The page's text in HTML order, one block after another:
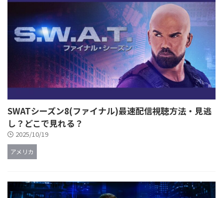
SWATシーズン8(ファイナル)最速配信視聴方法・見逃
し？どこで見れる？
2025/10/19
アメリカ